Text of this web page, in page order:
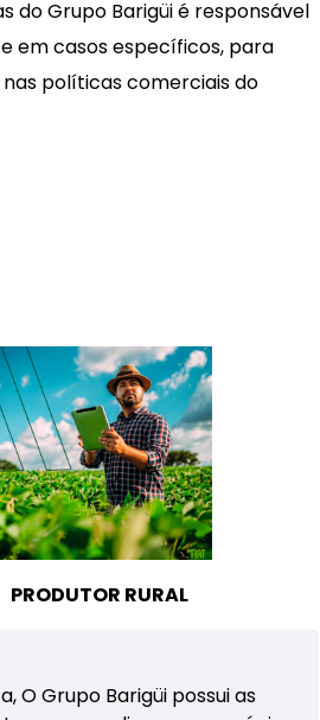
do Grupo Barigüi é responsável
em casos específicos, para
políticas comerciais do
PRODUTOR RURAL
O Grupo Barigüi possui as